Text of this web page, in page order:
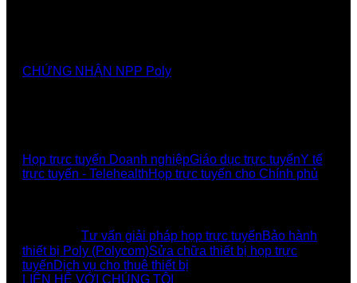
CHỨNG NHẬN NPP Poly
Họp trực tuyến Doanh nghiệpGiáo dục trực tuyếnY tế
trực tuyến - TelehealthHọp trực tuyến cho Chính phủ
Tư vấn giải pháp họp trực tuyếnBảo hành
thiết bị Poly (Polycom)Sửa chữa thiết bị họp trực
tuyếnDịch vụ cho thuê thiết bị
LIÊN HỆ VỚI CHÚNG TÔI